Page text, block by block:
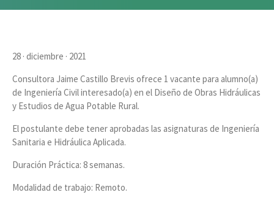
28 · diciembre · 2021
Consultora Jaime Castillo Brevis ofrece 1 vacante para alumno(a)
de Ingeniería Civil interesado(a) en el Diseño de Obras Hidráulicas
y Estudios de Agua Potable Rural.
El postulante debe tener aprobadas las asignaturas de Ingeniería
Sanitaria e Hidráulica Aplicada.
Duración Práctica: 8 semanas.
Modalidad de trabajo: Remoto.